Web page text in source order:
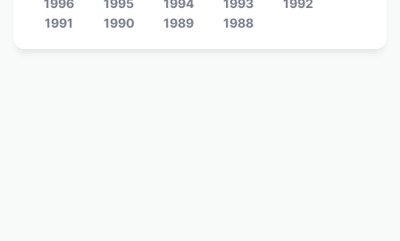
1996
1995 1994 1993
1992
1991
1990 1989 1988